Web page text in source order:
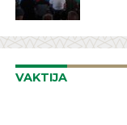
VAKTIJA